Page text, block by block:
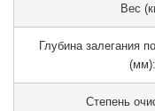
Вес
Глубина залегания
(мм):
Степень